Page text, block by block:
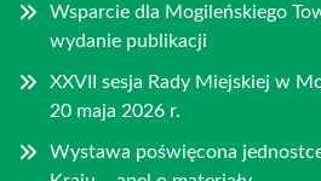
Wsparcie dla Mogileńskiego
wydanie publikacji
XXVII sesja Rady Miejskiej w
20 maja 2026 r.
Wystawa poświęcona